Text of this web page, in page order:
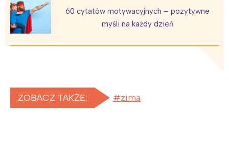
60 cytatów motywacyjnych – pozytywne
myśli na każdy dzień
ZOBACZ TAKŻE: zima